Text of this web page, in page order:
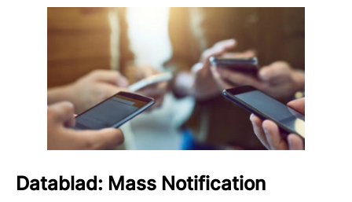
Datablad: Mass Notification